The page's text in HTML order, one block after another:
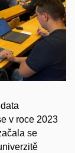
v roce 2023
se